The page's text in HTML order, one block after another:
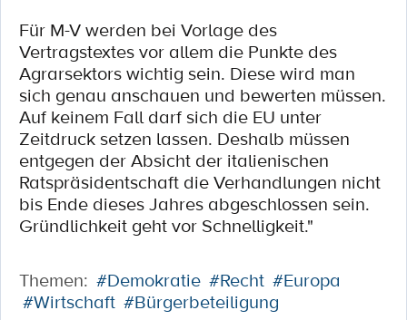
Für M-V werden bei Vorlage des
Vertragstextes vor allem die Punkte des
Agrarsektors wichtig sein. Diese wird man
sich genau anschauen und bewerten müssen.
Auf keinem Fall darf sich die EU unter
Zeitdruck setzen lassen. Deshalb müssen
entgegen der Absicht der italienischen
Ratspräsidentschaft die Verhandlungen nicht
bis Ende dieses Jahres abgeschlossen sein.
Gründlichkeit geht vor Schnelligkeit."
Themen: #Demokratie #Recht #Europa
#Wirtschaft #Bürgerbeteiligung